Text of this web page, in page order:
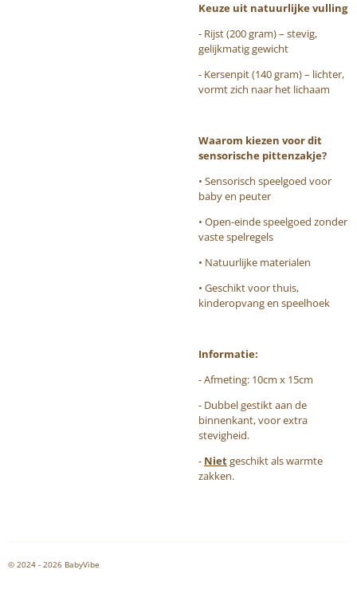
Keuze uit natuurlijke vulling
- Rijst (200 gram) – stevig,
gelijkmatig gewicht
- Kersenpit (140 gram) – lichter,
vormt zich naar het lichaam
Waarom kiezen voor dit
sensorische pittenzakje?
• Sensorisch speelgoed voor
baby en peuter
• Open-einde speelgoed zonder
vaste spelregels
• Natuurlijke materialen
• Geschikt voor thuis,
kinderopvang en speelhoek
Informatie:
- Afmeting: 10cm x 15cm
- Dubbel gestikt aan de
binnenkant, voor extra
stevigheid.
- Nietgeschikt als warmte
zakken.
© 2024 - 2026 BabyVibe